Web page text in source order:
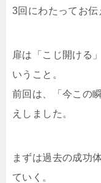
3回にわたってお伝
扉は「こじ開ける
いうこと。
前回は、「今この
えしました。
まずは過去の成功
ていく。